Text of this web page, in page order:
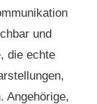
und
die echte
Angehörige,